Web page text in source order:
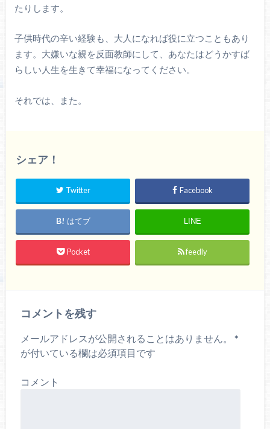
たりします。
子供時代の辛い経験も、大人になれば役に立つこともあり
ます。大嫌いな親を反面教師にして、あなたはどうかすば
らしい人生を生きて幸福になってください。
それでは、また。
シェア！
Twitter Facebook
はてブ LINE
Pocket feedly
コメントを残す
メールアドレスが公開されることはありません。
*
が付いている欄は必須項目です
コメント